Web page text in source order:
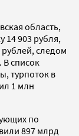
область,
14 903 рубля,
следом
В список
турпоток в
1 млн
по
897 млрд